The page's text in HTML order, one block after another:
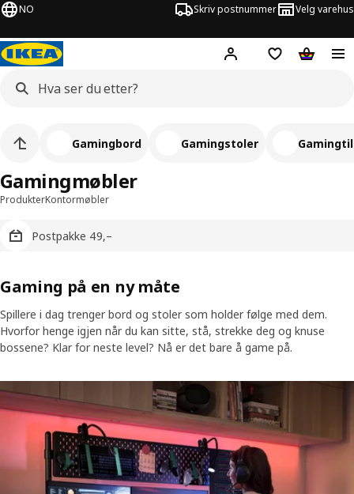
NO Skriv postnummer Velg varehus
Hej! Logg innHuskeliste
ProdukterKontormøbler
Postpakke 49,–
Gamingmøbler
Gamingbord Gamingstoler
Gaming på en ny måte
Spillere i dag trenger bord og stoler som holder følge med dem.
Hvorfor henge igjen når du kan sitte, stå, strekke deg og knuse
bossene? Klar for neste level? Nå er det bare å game på.